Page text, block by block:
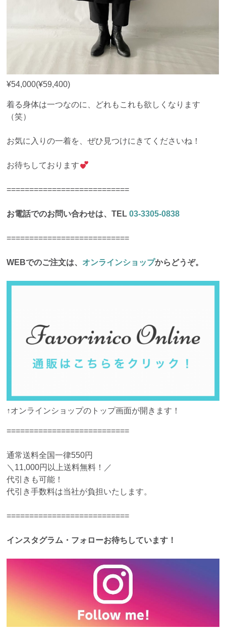
¥54,000(¥59,400)
着る身体は一つなのに、どれもこれも欲しくなります
（笑）
お気に入りの一着を、ぜひ見つけにきてくださいね！
お待ちしております
===========================
お電話でのお問い合わせは、TEL03-3305-0838
===========================
WEBでのご注文は、 オンラインショップからどうぞ。
↑オンラインショップのトップ画面が開きます！
===========================
通常送料全国一律550円
＼11,000円以上送料無料！／
代引きも可能！
代引き手数料は当社が負担いたします。
===========================
インスタグラム・フォローお待ちしています！